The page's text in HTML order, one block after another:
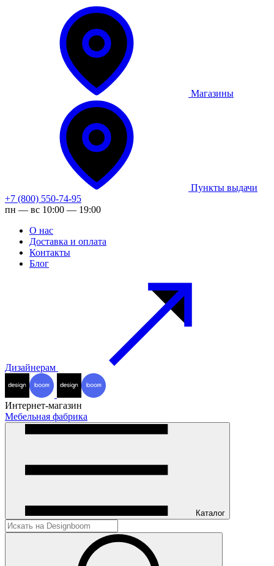
Магазины
Пункты выдачи
+7 (800) 550-74-95
пн — вс 10:00 — 19:00
О нас
Доставка и оплата
Контакты
Блог
Дизайнерам
Интернет-магазин
Мебельная фабрика
Каталог